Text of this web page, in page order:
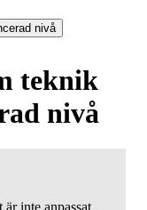
nivå
teknik
nivå